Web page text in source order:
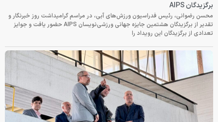
برگزیدگان AIPS
محسن رضوانی، رئیس فدراسیون ورزش‌های آبی، در مراسم گرامیداشت روز خبرنگار و
تقدیر از برگزیدگان هشتمین جایزه جهانی ورزشی‌نویسان AIPS حضور یافت و جوایز
تعدادی از برگزیدگان این رویداد را